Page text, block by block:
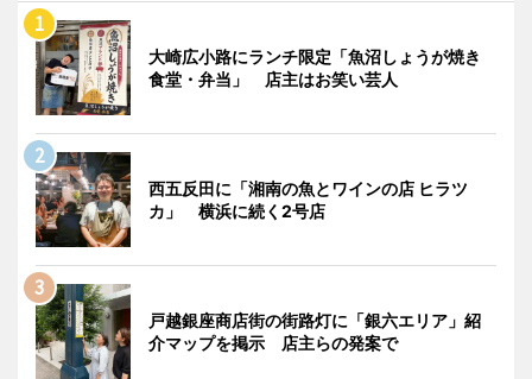
大崎広小路にランチ限定「魚沼しょうが焼き
食堂・弁当」 店主はお笑い芸人
西五反田に「湘南の魚とワインの店 ヒラツ
カ」 横浜に続く2号店
戸越銀座商店街の街路灯に「銀六エリア」紹
介マップを掲示 店主らの発案で